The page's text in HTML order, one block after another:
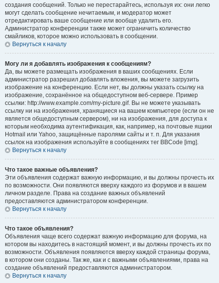
создания сообщений. Только не перестарайтесь, используя их: они легко
могут сделать сообщение нечитаемым, и модератор может
отредактировать ваше сообщение или вообще удалить его.
Администратор конференции также может ограничить количество
смайликов, которое можно использовать в сообщении.
Вернуться к началу
Могу ли я добавлять изображения к сообщениям?
Да, вы можете размещать изображения в ваших сообщениях. Если
администратор разрешил добавлять вложения, вы можете загрузить
изображение на конференцию. Если нет, вы должны указать ссылку на
изображение, сохранённое на общедоступном веб-сервере. Пример
ссылки: http://www.example.com/my-picture.gif. Вы не можете указывать
ссылку ни на изображения, хранящиеся на вашем компьютере (если он не
является общедоступным сервером), ни на изображения, для доступа к
которым необходима аутентификация, как, например, на почтовые ящики
Hotmail или Yahoo, защищённые паролями сайты и т. п. Для указания
ссылок на изображения используйте в сообщениях тег BBCode [img].
Вернуться к началу
Что такое важные объявления?
Эти объявления содержат важную информацию, и вы должны прочесть их
по возможности. Они появляются вверху каждого из форумов и в вашем
личном разделе. Права на создание важных объявлений
предоставляются администратором конференции.
Вернуться к началу
Что такое объявления?
Объявления чаще всего содержат важную информацию для форума, на
котором вы находитесь в настоящий момент, и вы должны прочесть их по
возможности. Объявления появляются вверху каждой страницы форума,
в котором они созданы. Так же, как и с важными объявлениями, права на
создание объявлений предоставляются администратором.
Вернуться к началу